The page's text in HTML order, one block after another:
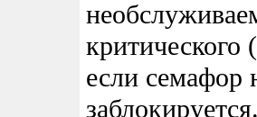
критического
если семафор